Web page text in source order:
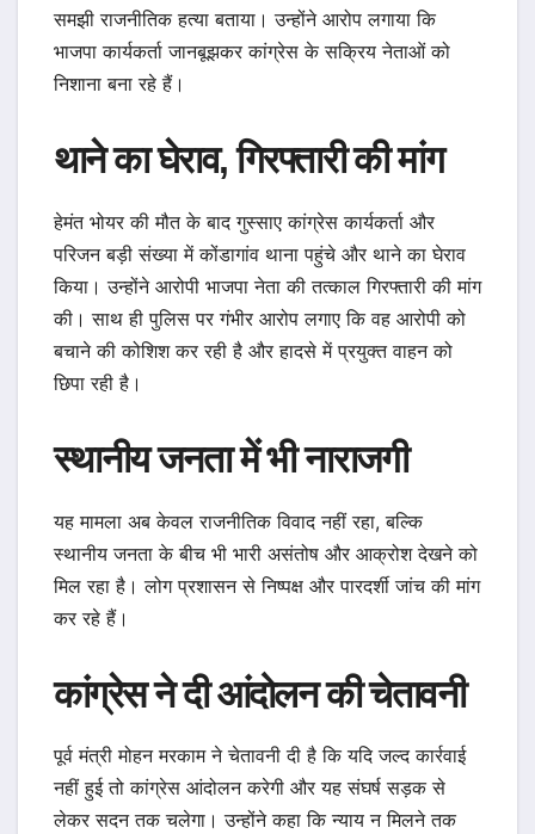
समझी राजनीतिक हत्या बताया। उन्होंने आरोप लगाया कि
भाजपा कार्यकर्ता जानबूझकर कांग्रेस के सक्रिय नेताओं को
निशाना बना रहे हैं।
थाने का घेराव, गिरफ्तारी की मांग
हेमंत भोयर की मौत के बाद गुस्साए कांग्रेस कार्यकर्ता और
परिजन बड़ी संख्या में कोंडागांव थाना पहुंचे और थाने का घेराव
किया। उन्होंने आरोपी भाजपा नेता की तत्काल गिरफ्तारी की मांग
की। साथ ही पुलिस पर गंभीर आरोप लगाए कि वह आरोपी को
बचाने की कोशिश कर रही है और हादसे में प्रयुक्त वाहन को
छिपा रही है।
स्थानीय जनता में भी नाराजगी
यह मामला अब केवल राजनीतिक विवाद नहीं रहा, बल्कि
स्थानीय जनता के बीच भी भारी असंतोष और आक्रोश देखने को
मिल रहा है। लोग प्रशासन से निष्पक्ष और पारदर्शी जांच की मांग
कर रहे हैं।
कांग्रेस ने दी आंदोलन की चेतावनी
पूर्व मंत्री मोहन मरकाम ने चेतावनी दी है कि यदि जल्द कार्रवाई
नहीं हुई तो कांग्रेस आंदोलन करेगी और यह संघर्ष सड़क से
लेकर सदन तक चलेगा। उन्होंने कहा कि न्याय न मिलने तक